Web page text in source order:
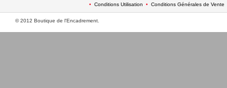
• Conditions Utilisation • Conditions Générales de Vente
© 2012 Boutique de l'Encadrement.